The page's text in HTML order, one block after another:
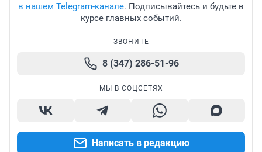
в нашем Telegram-канале. Подписывайтесь и будьте в
курсе главных событий.
ЗВОНИТЕ
8 (347) 286-51-96
МЫ В СОЦСЕТЯХ
Написать в редакцию